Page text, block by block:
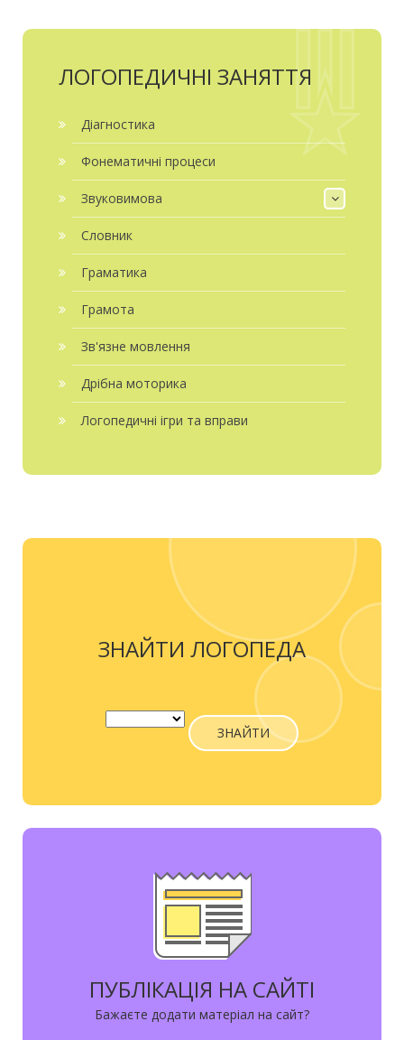
ЛОГОПЕДИЧНІ ЗАНЯТТЯ
Діагностика
Фонематичні процеси
Звуковимова
Словник
Граматика
Грамота
Зв'язне мовлення
Дрібна моторика
Логопедичні ігри та вправи
ЗНАЙТИ ЛОГОПЕДА
ЗНАЙТИ
ПУБЛІКАЦІЯ НА САЙТІ
Бажаєте додати матеріал на сайт?